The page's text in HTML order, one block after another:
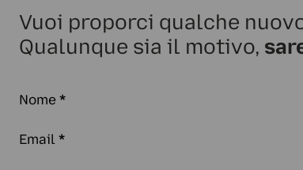
Vuoi proporci qualche
Qualunque sia il motivo,
Nome *
Email *